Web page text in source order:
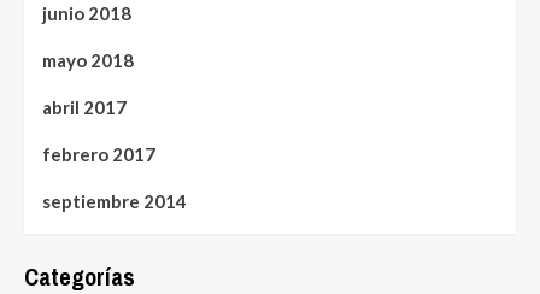
junio 2018
mayo 2018
abril 2017
febrero 2017
septiembre 2014
Categorías